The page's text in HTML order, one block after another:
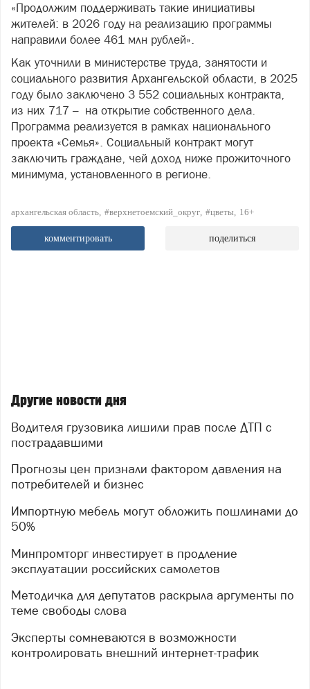
«Продолжим поддерживать такие инициативы
жителей: в 2026 году на реализацию программы
направили более 461 млн рублей».
Как уточнили в министерстве труда, занятости и
социального развития Архангельской области, в 2025
году было заключено 3 552 социальных контракта,
из них 717 – на открытие собственного дела.
Программа реализуется в рамках национального
проекта «Семья». Социальный контракт могут
заключить граждане, чей доход ниже прожиточного
минимума, установленного в регионе.
архангельская область #верхнетоемский_округ #цветы 16+
комментировать поделиться
Другие новости дня
Водителя грузовика лишили прав после ДТП с
пострадавшими
Прогнозы цен признали фактором давления на
потребителей и бизнес
Импортную мебель могут обложить пошлинами до
50%
Минпромторг инвестирует в продление
эксплуатации российских самолетов
Методичка для депутатов раскрыла аргументы по
теме свободы слова
Эксперты сомневаются в возможности
контролировать внешний интернет-трафик